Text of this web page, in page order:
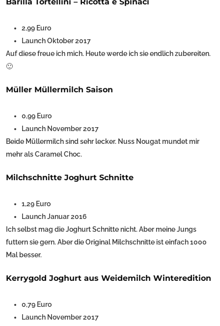
2,99 Euro
Launch Oktober 2017
Auf diese freue ich mich. Heute werde ich sie endlich zubereiten.
🙂
Müller Müllermilch Saison
0,99 Euro
Launch November 2017
Beide Müllermilch sind sehr lecker. Nuss Nougat mundet mir
mehr als Caramel Choc.
Milchschnitte Joghurt Schnitte
1,29 Euro
Launch Januar 2016
Ich selbst mag die Joghurt Schnitte nicht. Aber meine Jungs
futtern sie gern. Aber die Original Milchschnitte ist einfach 1000
Mal besser.
Kerrygold Joghurt aus Weidemilch Winteredition
0,79 Euro
Launch November 2017